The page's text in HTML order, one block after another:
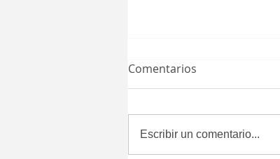
Comentarios
Escribir un comentario...